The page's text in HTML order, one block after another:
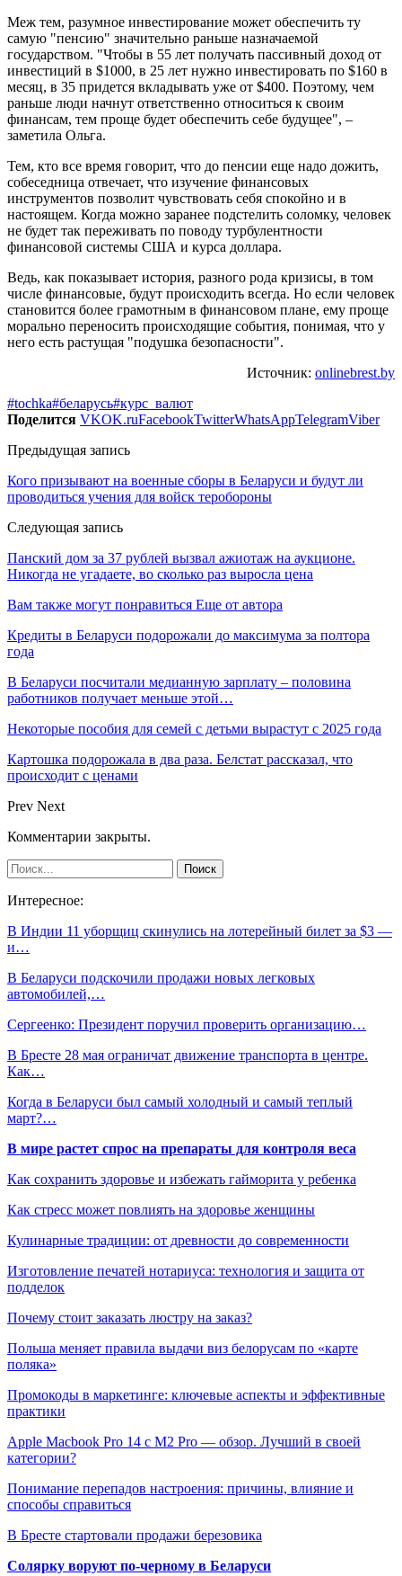
Меж тем, разумное инвестирование может обеспечить ту
самую "пенсию" значительно раньше назначаемой
государством. "Чтобы в 55 лет получать пассивный доход от
инвестиций в $1000, в 25 лет нужно инвестировать по $160 в
месяц, в 35 придется вкладывать уже от $400. Поэтому, чем
раньше люди начнут ответственно относиться к своим
финансам, тем проще будет обеспечить себе будущее", –
заметила Ольга.
Тем, кто все время говорит, что до пенсии еще надо дожить,
собеседница отвечает, что изучение финансовых
инструментов позволит чувствовать себя спокойно и в
настоящем. Когда можно заранее подстелить соломку, человек
не будет так переживать по поводу турбулентности
финансовой системы США и курса доллара.
Ведь, как показывает история, разного рода кризисы, в том
числе финансовые, будут происходить всегда. Но если человек
становится более грамотным в финансовом плане, ему проще
морально переносить происходящие события, понимая, что у
него есть растущая "подушка безопасности".
Источник: onlinebrest.by
#tochka#беларусь#курс_валют
Поделится VKOK.ruFacebookTwitterWhatsAppTelegramViber
Предыдущая запись
Кого призывают на военные сборы в Беларуси и будут ли
проводиться учения для войск теробороны
Следующая запись
Панский дом за 37 рублей вызвал ажиотаж на аукционе.
Никогда не угадаете, во сколько раз выросла цена
Вам также могут понравиться Еще от автора
Кредиты в Беларуси подорожали до максимума за полтора
года
В Беларуси посчитали медианную зарплату – половина
работников получает меньше этой…
Некоторые пособия для семей с детьми вырастут с 2025 года
Картошка подорожала в два раза. Белстат рассказал, что
происходит с ценами
Prev Next
Комментарии закрыты.
Интересное:
В Индии 11 уборщиц скинулись на лотерейный билет за $3 —
и…
В Беларуси подскочили продажи новых легковых
автомобилей,…
Сергеенко: Президент поручил проверить организацию…
В Бресте 28 мая ограничат движение транспорта в центре.
Как…
Когда в Беларуси был самый холодный и самый теплый
март?…
В мире растет спрос на препараты для контроля веса
Как сохранить здоровье и избежать гайморита у ребенка
Как стресс может повлиять на здоровье женщины
Кулинарные традиции: от древности до современности
Изготовление печатей нотариуса: технология и защита от
подделок
Почему стоит заказать люстру на заказ?
Польша меняет правила выдачи виз белорусам по «карте
поляка»
Промокоды в маркетинге: ключевые аспекты и эффективные
практики
Apple Macbook Pro 14 с M2 Pro — обзор. Лучший в своей
категории?
Понимание перепадов настроения: причины, влияние и
способы справиться
В Бресте стартовали продажи березовика
Солярку воруют по-черному в Беларуси